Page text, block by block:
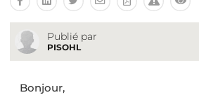
Publié par
PISOHL
Bonjour,